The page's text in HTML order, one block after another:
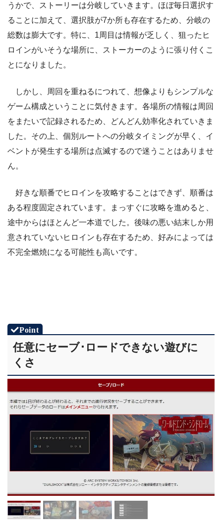
うかで、ストーリーは分岐していきます。ほぼ毎日選択す
ることに加えて、選択肢が7か所も存在するため、分岐の
総数は膨大です。特に、1周目は情報が乏しく、狙ったヒ
ロインがいそうな場所に、ストーカーのように張り付くこ
とになりました。
しかし、周回を重ねるにつれて、想像よりもシンプルな
ゲーム構成ということに気付きます。各場所の情報は周回
をまたいで記録されるため、どんどん効率化されていきま
した。その上、個別ルートへの分岐タイミングが早く、イ
ベントが発生する場所は点滅するので迷うことはありませ
ん。
好きな順番でヒロインを攻略することはできず、順番は
ある程度固定されています。まっすぐに攻略を進めると、
途中からはほとんど一本道でした。後味の悪い結末しか用
意されていないヒロインも存在するため、好みによっては
不完全燃焼になる可能性も高いです。
任意にセーブ･ロードできない遊びに
くさ